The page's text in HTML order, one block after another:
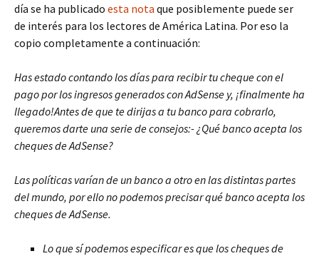
día se ha publicado esta nota que posiblemente puede ser
de interés para los lectores de América Latina. Por eso la
copio completamente a continuación:
Has estado contando los días para recibir tu cheque con el
pago por los ingresos generados con AdSense y, ¡finalmente ha
llegado!Antes de que te dirijas a tu banco para cobrarlo,
queremos darte una serie de consejos:- ¿Qué banco acepta los
cheques de AdSense?
Las políticas varían de un banco a otro en las distintas partes
del mundo, por ello no podemos precisar qué banco acepta los
cheques de AdSense.
Lo que sí podemos especificar es que los cheques de